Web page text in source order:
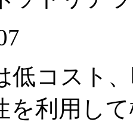
低コスト
を利用し